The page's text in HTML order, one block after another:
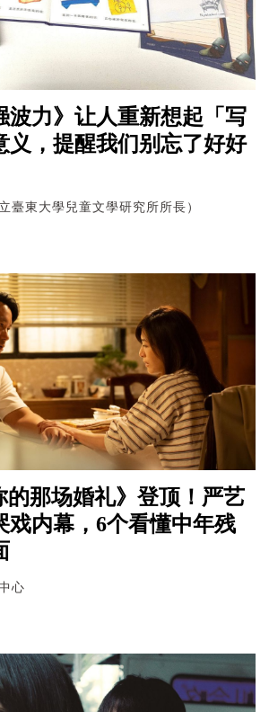
波力》让人重新想起「写
义，提醒我们别忘了好好
臺東大學兒童文學研究所所長）
那场婚礼》登顶！严艺
戏内幕，6个看懂中年残
心